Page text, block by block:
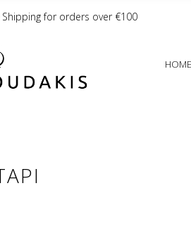
Shipping for orders over €100
HOME